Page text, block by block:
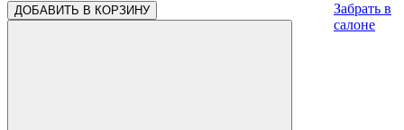
ДОБАВИТЬ В КОРЗИНУ
Забрать в
салоне